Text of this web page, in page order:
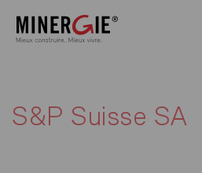
S&P Suisse SA